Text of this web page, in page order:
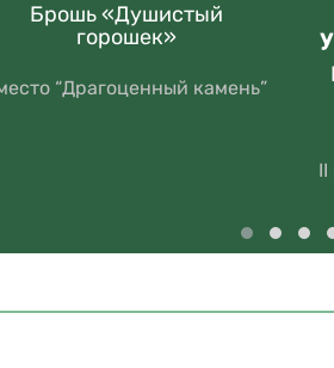
Брошь «Душистый
горошек»
“Драгоценный камень”
II